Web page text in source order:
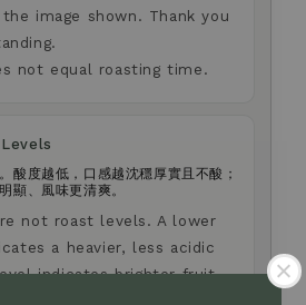
image shown. Thank you
not equal roasting time.
酸度越低，口感越沈穩厚實且不酸；
顯、風味更清爽。
not roast levels. A lower
a heavier, less acidic
indicates brighter fruit